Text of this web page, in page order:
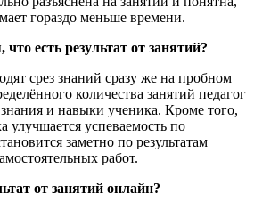
гораздо меньше времени.
что есть результат от занятий?
срез знаний сразу же на пробном
количества занятий педагог
и навыки ученика. Кроме того,
улучшается успеваемость по
заметно по результатам
работ.
от занятий онлайн?